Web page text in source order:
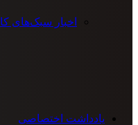
اخبار سبک‌های
یادداشت اختصاصی